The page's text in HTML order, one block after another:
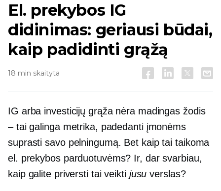
El. prekybos IG
didinimas: geriausi būdai,
kaip padidinti grąžą
18 min skaityta
IG arba investicijų grąža nėra madingas žodis
– tai galinga metrika, padedanti įmonėms
suprasti savo pelningumą. Bet kaip tai taikoma
el. prekybos parduotuvėms? Ir, dar svarbiau,
kaip galite priversti tai veikti jusu verslas?